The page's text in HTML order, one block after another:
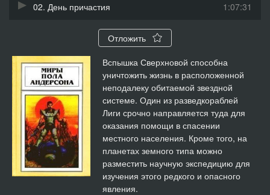
1:07:31
02. День причастия
Отложить
Вспышка Сверхновой способна
уничтожить жизнь в расположенной
неподалеку обитаемой звездной
системе. Один из разведкораблей
Лиги срочно направляется туда для
оказания помощи в спасении
местного населения. Кроме того, на
планетах земного типа можно
разместить научную экспедицию для
изучения этого редкого и опасного
явления.